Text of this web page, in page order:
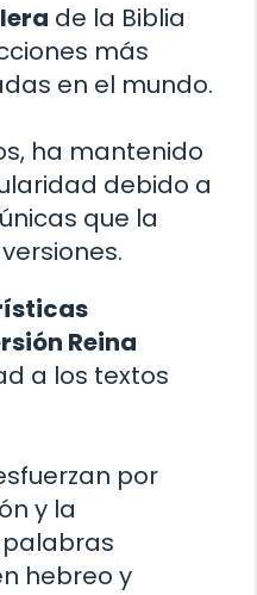
de la Biblia
más
en el mundo.
ha mantenido
debido a
que la
Reina
a los textos
por
y la
hebreo y